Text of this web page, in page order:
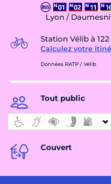
Lyon /
Station Vélib à
Calculez votre
Données RATP / Vélib
Tout public
Couvert